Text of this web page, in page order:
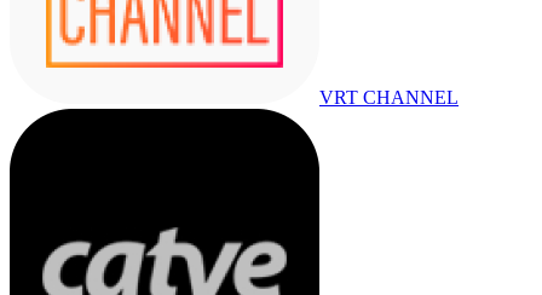
VRT CHANNEL